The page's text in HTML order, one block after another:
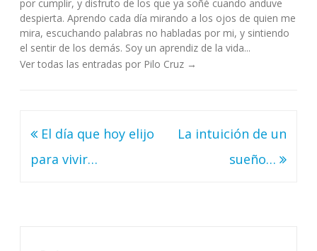
por cumplir, y disfruto de los que ya soñé cuando anduve
despierta. Aprendo cada día mirando a los ojos de quien me
mira, escuchando palabras no habladas por mi, y sintiendo
el sentir de los demás. Soy un aprendiz de la vida...
Ver todas las entradas por Pilo Cruz →
Navegación
de
El día que hoy elijo
para vivir…
La intuición de un
sueño…